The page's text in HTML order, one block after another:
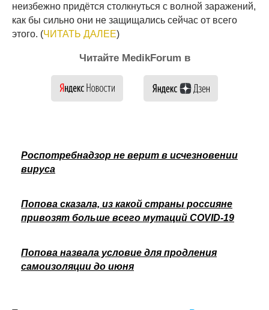
неизбежно придётся столкнуться с волной заражений,
как бы сильно они не защищались сейчас от всего
этого. (ЧИТАТЬ ДАЛЕЕ)
Читайте MedikForum в
Роспотребнадзор не верит в исчезновении
вируса
Попова сказала, из какой страны россияне
привозят больше всего мутаций COVID-19
Попова назвала условие для продления
самоизоляции до июня